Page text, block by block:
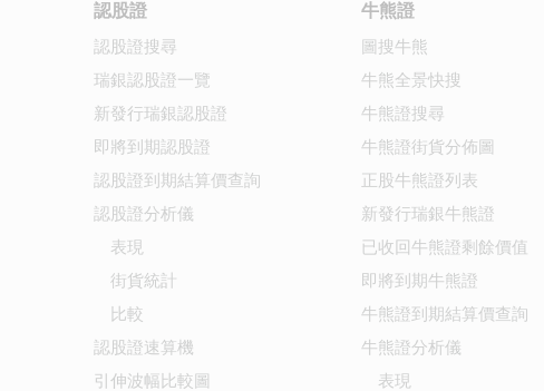
認股證
認股證搜尋
瑞銀認股證一覽
新發行瑞銀認股證
即將到期認股證
認股證到期結算價查詢
認股證分析儀
表現
街貨統計
比較
認股證速算機
引伸波幅比較圖
牛熊證
圖搜牛熊
牛熊全景快搜
牛熊證搜尋
牛熊證街貨分佈圖
正股牛熊證列表
新發行瑞銀牛熊證
已收回牛熊證剩餘價值
即將到期牛熊證
牛熊證到期結算價查詢
牛熊證分析儀
表現